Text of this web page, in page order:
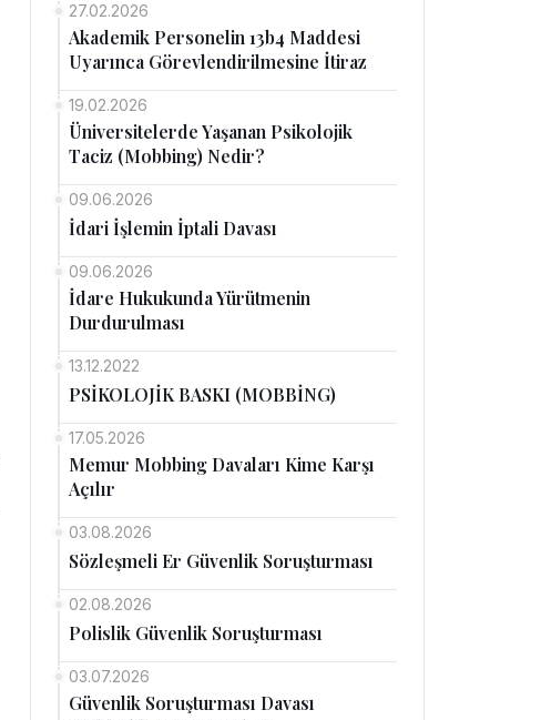
27.02.2026
Akademik Personelin 13b4 Maddesi
Uyarınca Görevlendirilmesine İtiraz
19.02.2026
Üniversitelerde Yaşanan Psikolojik
Taciz (Mobbing) Nedir?
09.06.2026
İdari İşlemin İptali Davası
09.06.2026
İdare Hukukunda Yürütmenin
Durdurulması
13.12.2022
PSİKOLOJİK BASKI (MOBBİNG)
17.05.2026
Memur Mobbing Davaları Kime Karşı
Açılır
03.08.2026
Sözleşmeli Er Güvenlik Soruşturması
02.08.2026
Polislik Güvenlik Soruşturması
03.07.2026
Güvenlik Soruşturması Davası